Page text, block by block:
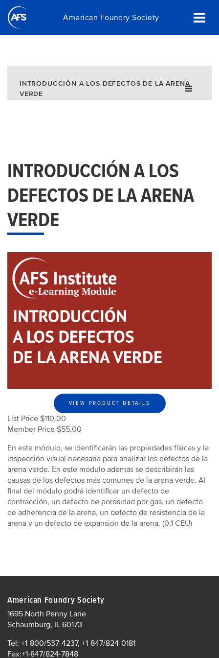
Skip
main
American Foundry Society
INTRODUCCIÓN A LOS DEFECTOS DE LA ARENA
VERDE
INTRODUCCIÓN A LOS
DEFECTOS DE LA ARENA
VERDE
VIEW PRODUCT DETAILS
List Price $110.00
Member Price $55.00
En este módulo, se identificarán las propiedades físicas y la
inspección visual necesaria para analizar los defectos de la
arena verde. En este módulo además se describirán las
causas de los defectos más comunes de la arena verde. Al
final del módulo podrá identificar un defecto de
contracción, un defecto de porosidad por gas, un defecto
de adherencia de la arena, un defecto de resistencia de la
arena y un defecto de expansión de la arena. (0,1 CEU)
American Foundry Society
1695 North Penny Lane
Schaumburg, IL 60173
Tel: +1-800/537-4237, +1-847/824-0181
Fax:+1-847/824-7848